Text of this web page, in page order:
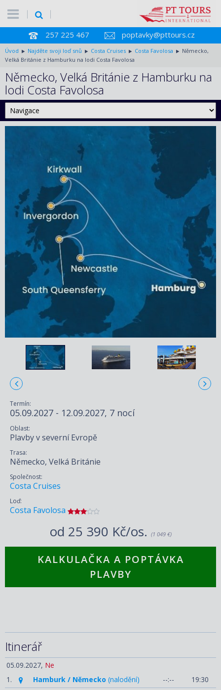
257 225 467 poptavky@pttours.cz
Úvod Najděte svoji loď snů Costa Cruises Costa Favolosa
Německo,
Velká Británie z Hamburku na lodi Costa Favolosa
Německo, Velká Británie z Hamburku na
lodi Costa Favolosa
Termín:
05.09.2027 - 12.09.2027, 7 nocí
Oblast:
Plavby v severní Evropě
Trasa:
Německo, Velká Británie
Společnost:
Costa Cruises
Loď:
Costa Favolosa
od 25 390 Kč/os. (1 049 €)
KALKULAČKA A POPTÁVKA
PLAVBY
Itinerář
05.09.2027, Ne
1.
Hamburk / Německo (nalodění) --:--
19:30